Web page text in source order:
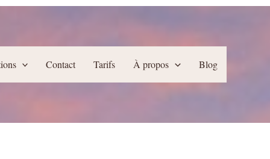
Contact Tarifs À propos Blog